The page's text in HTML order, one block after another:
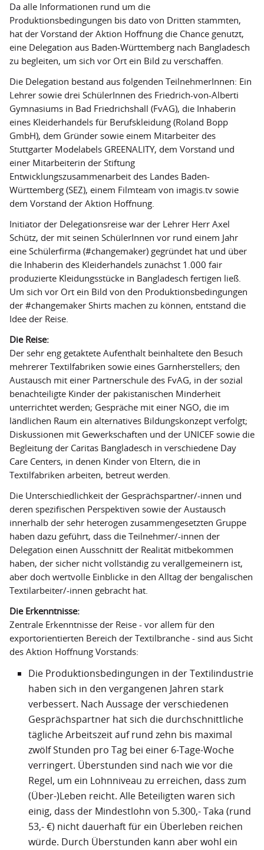
Da alle Informationen rund um die
Produktionsbedingungen bis dato von Dritten stammten,
hat der Vorstand der Aktion Hoffnung die Chance genutzt,
eine Delegation aus Baden-Württemberg nach Bangladesch
zu begleiten, um sich vor Ort ein Bild zu verschaffen.
Die Delegation bestand aus folgenden TeilnehmerInnen: Ein
Lehrer sowie drei SchülerInnen des Friedrich-von-Alberti
Gymnasiums in Bad Friedrichshall (FvAG), die Inhaberin
eines Kleiderhandels für Berufskleidung (Roland Bopp
GmbH), dem Gründer sowie einem Mitarbeiter des
Stuttgarter Modelabels GREENALITY, dem Vorstand und
einer Mitarbeiterin der Stiftung
Entwicklungszusammenarbeit des Landes Baden-
Württemberg (SEZ), einem Filmteam von imagis.tv sowie
dem Vorstand der Aktion Hoffnung.
Initiator der Delegationsreise war der Lehrer Herr Axel
Schütz, der mit seinen SchülerInnen vor rund einem Jahr
eine Schülerfirma (#changemaker) gegründet hat und über
die Inhaberin des Kleiderhandels zunächst 1.000 fair
produzierte Kleidungsstücke in Bangladesch fertigen ließ.
Um sich vor Ort ein Bild von den Produktionsbedingungen
der #changemaker Shirts machen zu können, entstand die
Idee der Reise.
Die Reise:
Der sehr eng getaktete Aufenthalt beinhaltete den Besuch
mehrerer Textilfabriken sowie eines Garnherstellers; den
Austausch mit einer Partnerschule des FvAG, in der sozial
benachteiligte Kinder der pakistanischen Minderheit
unterrichtet werden; Gespräche mit einer NGO, die im
ländlichen Raum ein alternatives Bildungskonzept verfolgt;
Diskussionen mit Gewerkschaften und der UNICEF sowie die
Begleitung der Caritas Bangladesch in verschiedene Day
Care Centers, in denen Kinder von Eltern, die in
Textilfabriken arbeiten, betreut werden.
Die Unterschiedlichkeit der Gesprächspartner/-innen und
deren spezifischen Perspektiven sowie der Austausch
innerhalb der sehr heterogen zusammengesetzten Gruppe
haben dazu geführt, dass die Teilnehmer/-innen der
Delegation einen Ausschnitt der Realität mitbekommen
haben, der sicher nicht vollständig zu verallgemeinern ist,
aber doch wertvolle Einblicke in den Alltag der bengalischen
Textilarbeiter/-innen gebracht hat.
Die Erkenntnisse:
Zentrale Erkenntnisse der Reise - vor allem für den
exportorientierten Bereich der Textilbranche - sind aus Sicht
des Aktion Hoffnung Vorstands:
Die Produktionsbedingungen in der Textilindustrie
haben sich in den vergangenen Jahren stark
verbessert. Nach Aussage der verschiedenen
Gesprächspartner hat sich die durchschnittliche
tägliche Arbeitszeit auf rund zehn bis maximal
zwölf Stunden pro Tag bei einer 6-Tage-Woche
verringert. Überstunden sind nach wie vor die
Regel, um ein Lohnniveau zu erreichen, dass zum
(Über-)Leben reicht. Alle Beteiligten waren sich
einig, dass der Mindestlohn von 5.300,- Taka (rund
53,- €) nicht dauerhaft für ein Überleben reichen
würde. Durch Überstunden kann aber wohl ein